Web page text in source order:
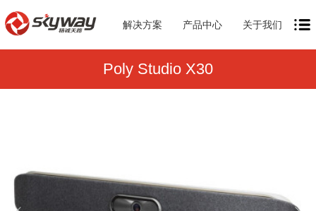
解决方案 产品中心 关于我们
Poly Studio X30